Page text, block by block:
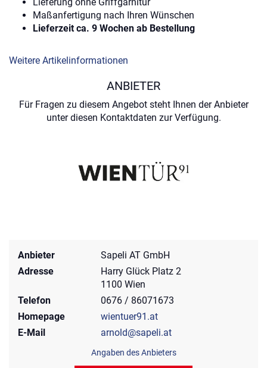
Maßanfertigung nach Ihren Wünschen
Lieferzeit ca. 9 Wochen ab Bestellung
Weitere Artikelinformationen
ANBIETER
Für Fragen zu diesem Angebot steht Ihnen der Anbieter
unter diesen Kontaktdaten zur Verfügung.
Anbieter
Sapeli AT GmbH
Adresse
Harry Glück Platz 2
1100 Wien
Telefon
0676 / 86071673
Homepage
wientuer91.at
E-Mail
arnold@sapeli.at
Angaben des Anbieters